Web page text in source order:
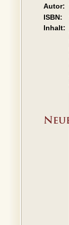
Autor:
ISBN:
Inhalt: